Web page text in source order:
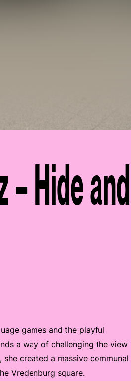
Hide and
games and the playful
a way of challenging the view
, she created a massive communal
Vredenburg square.